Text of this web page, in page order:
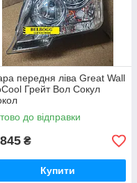
передня ліва Great Wall
Грейт Вол Сокул
до відправки
₴
Купити